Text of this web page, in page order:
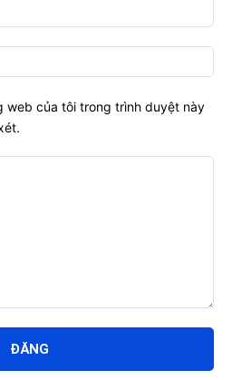
web của tôi trong trình duyệt này